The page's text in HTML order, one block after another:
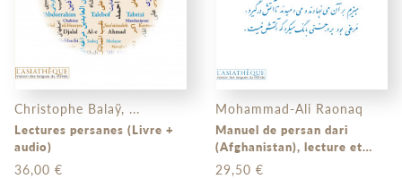
Christophe Balaÿ, ...
Lectures persanes (Livre +
audio)
36,00 €
Mohammad-Ali Raonaq
Manuel de persan dari
(Afghanistan), lecture et
écriture (livre + audio)
29,50 €